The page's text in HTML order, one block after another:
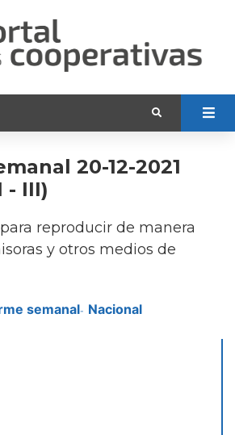
20-12-2021
- III)
reproducir de manera
y otros medios de
semanal- Nacional